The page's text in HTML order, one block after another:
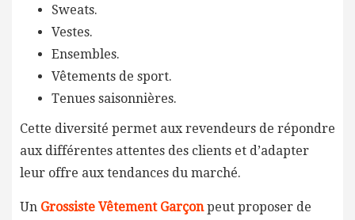
Sweats.
Vestes.
Ensembles.
Vêtements de sport.
Tenues saisonnières.
Cette diversité permet aux revendeurs de répondre
aux différentes attentes des clients et d’adapter
leur offre aux tendances du marché.
Un Grossiste Vêtement Garçonpeut proposer de